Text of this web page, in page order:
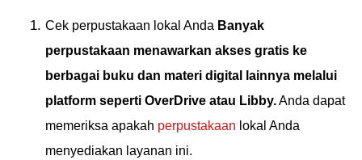
Cek perpustakaan lokal Anda Banyak
perpustakaan menawarkan akses gratis ke
berbagai buku dan materi digital lainnya melalui
platform seperti OverDrive atau Libby.Anda dapat
memeriksa apakah perpustakaan lokal Anda
menyediakan layanan ini.